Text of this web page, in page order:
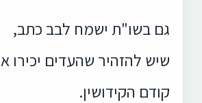
גם בשו"ת ישמח לבב כתב,
שיש להזהיר שהעדים יכירו
קודם הקידושין.